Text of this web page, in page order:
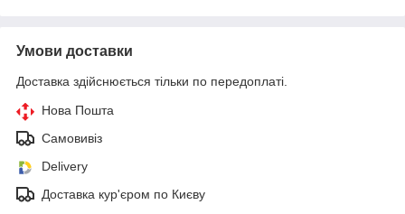
Умови доставки
Доставка здійснюється тільки по передоплаті.
Нова Пошта
Самовивіз
Delivery
Доставка кур'єром по Києву